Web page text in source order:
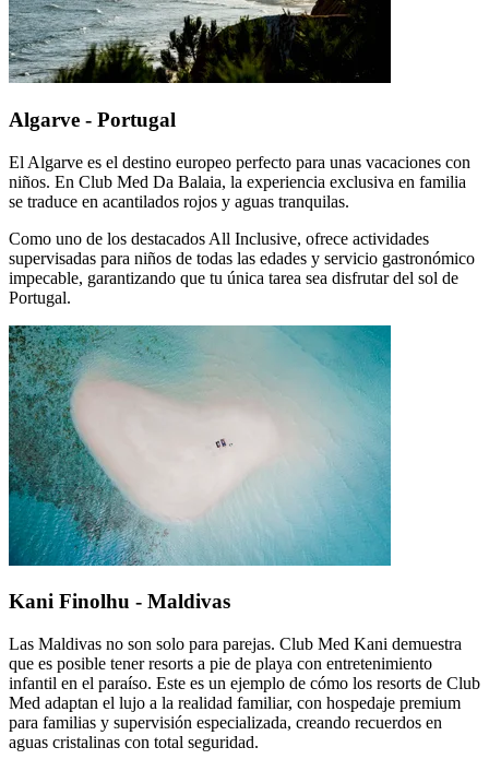
Algarve - Portugal
El Algarve es el destino europeo perfecto para unas vacaciones con
niños. En Club Med Da Balaia, la experiencia exclusiva en familia
se traduce en acantilados rojos y aguas tranquilas.
Como uno de los destacados All Inclusive, ofrece actividades
supervisadas para niños de todas las edades y servicio gastronómico
impecable, garantizando que tu única tarea sea disfrutar del sol de
Portugal.
Kani Finolhu - Maldivas
Las Maldivas no son solo para parejas. Club Med Kani demuestra
que es posible tener resorts a pie de playa con entretenimiento
infantil en el paraíso. Este es un ejemplo de cómo los resorts de Club
Med adaptan el lujo a la realidad familiar, con hospedaje premium
para familias y supervisión especializada, creando recuerdos en
aguas cristalinas con total seguridad.